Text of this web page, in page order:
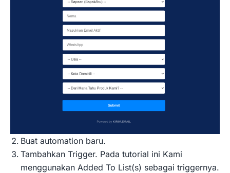
Buat automation baru.
Tambahkan Trigger. Pada tutorial ini Kami
menggunakan Added To List(s) sebagai triggernya.